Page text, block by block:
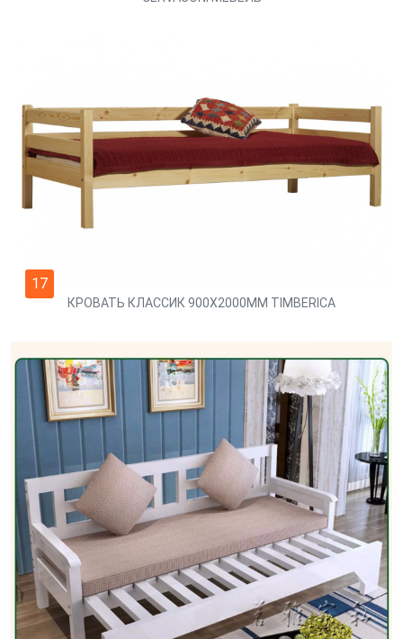
17
КРОВАТЬ КЛАССИК 900Х2000ММ TIMBERICA